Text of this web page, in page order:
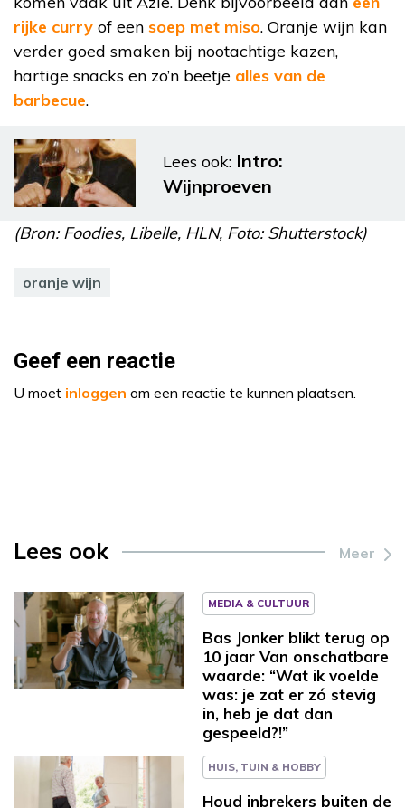
rijke curry of een soep met miso. Oranje wijn kan
verder goed smaken bij nootachtige kazen,
hartige snacks en zo’n beetje alles van de
barbecue.
Lees ook: Intro:
Wijnproeven
(Bron: Foodies, Libelle, HLN, Foto: Shutterstock)
oranje wijn
Geef een reactie
U moet inloggen om een reactie te kunnen plaatsen.
Lees ook Meer
MEDIA & CULTUUR
Bas Jonker blikt terug op
10 jaar Van onschatbare
waarde: “Wat ik voelde
was: je zat er zó stevig
in, heb je dat dan
gespeeld?!”
HUIS, TUIN & HOBBY
Houd inbrekers buiten de